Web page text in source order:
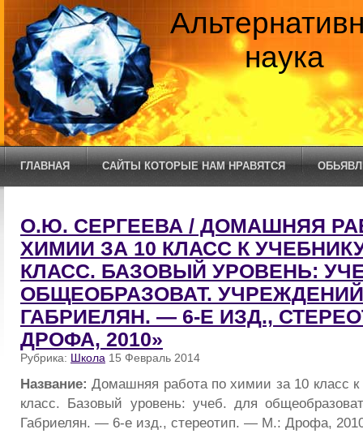
наука
ГЛАВНАЯ САЙТЫ КОТОРЫЕ НАМ НРАВЯТСЯ
О.Ю. СЕРГЕЕВА / ДОМАШНЯЯ
ХИМИИ ЗА 10 КЛАСС К
КЛАСС. БАЗОВЫЙ УРОВЕНЬ:
ОБЩЕОБРАЗОВАТ.
ГАБРИЕЛЯН. — 6-Е ИЗД.,
ДРОФА, 2010»
Рубрика: Школа 15 Февраль 2014
Название:Домашняя работа по химии за 10 класс
класс. Базовый уровень: учеб. для
Габриелян. — 6-е изд., стереотип. — М.: Дрофа,